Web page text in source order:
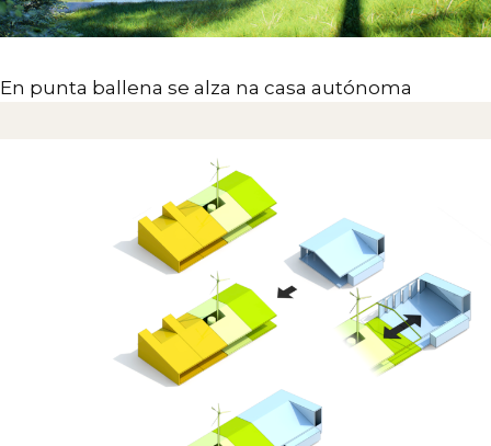
En punta ballena se alza na casa autónoma